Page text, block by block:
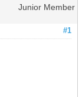
Junior Member
#1